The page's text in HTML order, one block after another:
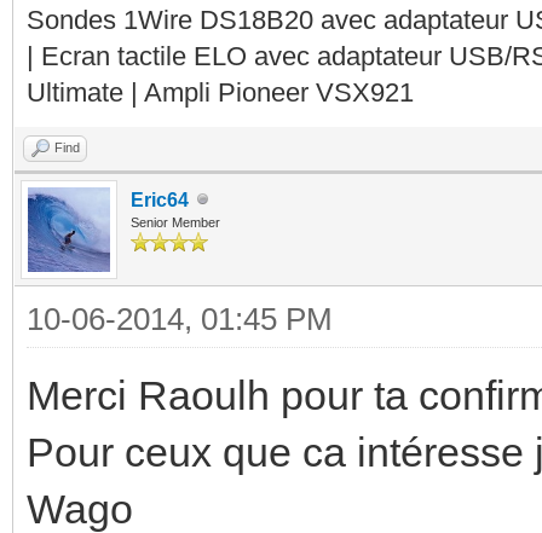
Sondes 1Wire DS18B20 avec adaptateur
| Ecran tactile ELO avec adaptateur USB/
Ultimate | Ampli Pioneer VSX921
Find
Eric64
Senior Member
10-06-2014, 01:45 PM
Merci Raoulh pour ta
Pour ceux que ca
Wago